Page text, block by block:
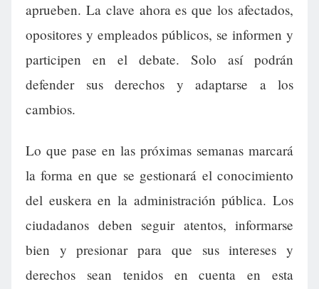
aprueben. La clave ahora es que los afectados,
opositores y empleados públicos, se informen y
participen en el debate. Solo así podrán
defender sus derechos y adaptarse a los
cambios.
Lo que pase en las próximas semanas marcará
la forma en que se gestionará el conocimiento
del euskera en la administración pública. Los
ciudadanos deben seguir atentos, informarse
bien y presionar para que sus intereses y
derechos sean tenidos en cuenta en esta